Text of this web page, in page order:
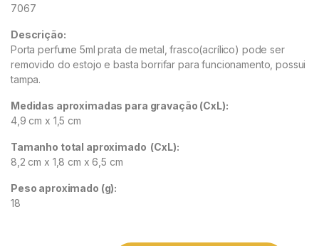
7067
Descrição:
Porta perfume 5ml prata de metal, frasco(acrílico) pode ser
removido do estojo e basta borrifar para funcionamento, possui
tampa.
Medidas aproximadas para gravação (CxL):
4,9 cm x 1,5 cm
Tamanho total aproximado (CxL):
8,2 cm x 1,8 cm x 6,5 cm
Peso aproximado (g):
18